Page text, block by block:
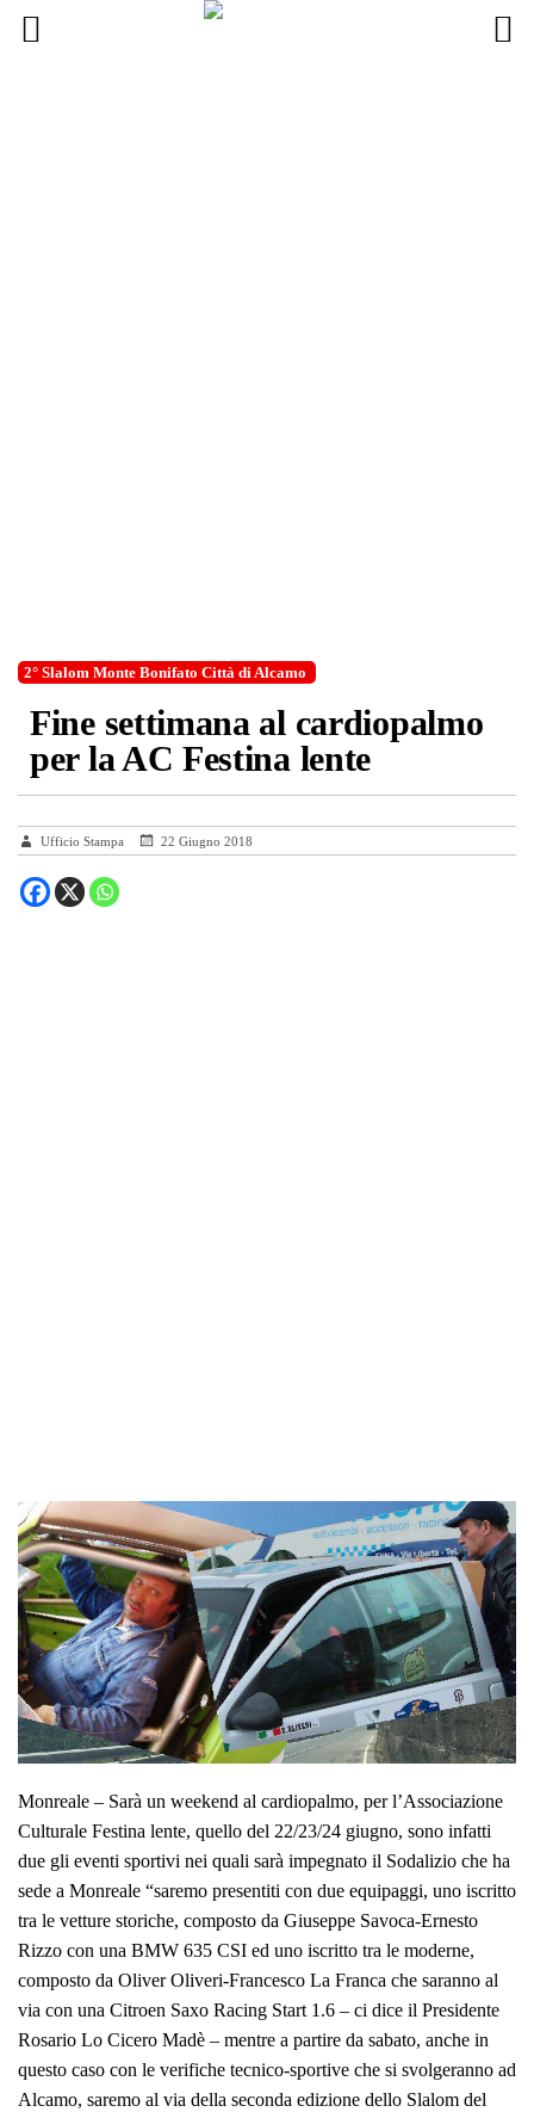
2° Slalom Monte Bonifato Città di Alcamo
Fine settimana al cardiopalmo
per la AC Festina lente
Ufficio Stampa 22 Giugno 2018
Monreale – Sarà un weekend al cardiopalmo, per l’Associazione
Culturale Festina lente, quello del 22/23/24 giugno, sono infatti
due gli eventi sportivi nei quali sarà impegnato il Sodalizio che ha
sede a Monreale “saremo presentiti con due equipaggi, uno iscritto
tra le vetture storiche, composto da Giuseppe Savoca-Ernesto
Rizzo con una BMW 635 CSI ed uno iscritto tra le moderne,
composto da Oliver Oliveri-Francesco La Franca che saranno al
via con una Citroen Saxo Racing Start 1.6 – ci dice il Presidente
Rosario Lo Cicero Madè – mentre a partire da sabato, anche in
questo caso con le verifiche tecnico-sportive che si svolgeranno ad
Alcamo, saremo al via della seconda edizione dello Slalom del